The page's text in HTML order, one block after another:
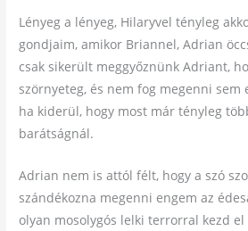
Lényeg a lényeg, Hilaryvel tényleg
gondjaim, amikor Briannel, Adrian
csak sikerült meggyőznünk Adriant,
szörnyeteg, és nem fog megenni sem
ha kiderül, hogy most már tényleg
barátságnál.
Adrian nem is attól félt, hogy a szó
szándékozna megenni engem az
olyan mosolygós lelki terrorral kezd